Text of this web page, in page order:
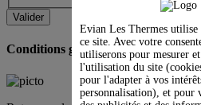
Evian Les Thermes utilise
ce site. Avec votre
utiliserons pour mesurer
l'utilisation du site
pour l'adapter à vos
personnalisation), et pour
Conditions générales de vente